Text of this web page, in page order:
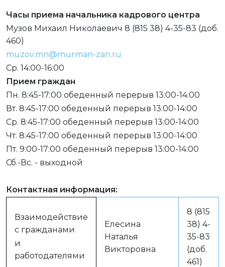
Часы приема начальника кадрового центра
Музов Михаил Николаевич 8 (815 38) 4-35-83 (доб.
460)
muzov.mn@murman-zan.ru
Ср. 14:00-16:00
Прием граждан
Пн. 8:45-17:00 обеденный перерыв 13:00-14:00
Вт. 8:45-17:00 обеденный перерыв 13:00-14:00
Ср. 8:45-17:00 обеденный перерыв 13:00-14:00
Чт. 8:45-17:00 обеденный перерыв 13:00-14:00
Пт. 9:00-17:00 обеденный перерыв 13:00-14:00
Сб.-Вс. - выходной
Контактная информация:
Взаимодействие
с гражданами
и
работодателями
Елесина
Наталья
Викторовна
8 (815
38) 4-
35-83
(доб.
461)